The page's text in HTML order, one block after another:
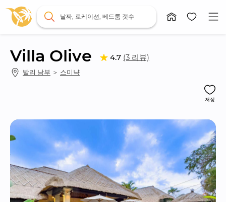
날짜, 로케이션, 베드룸 갯수
Villa Olive 4.7 (3 리뷰)
발리 남부 ＞ 스미냑
저장